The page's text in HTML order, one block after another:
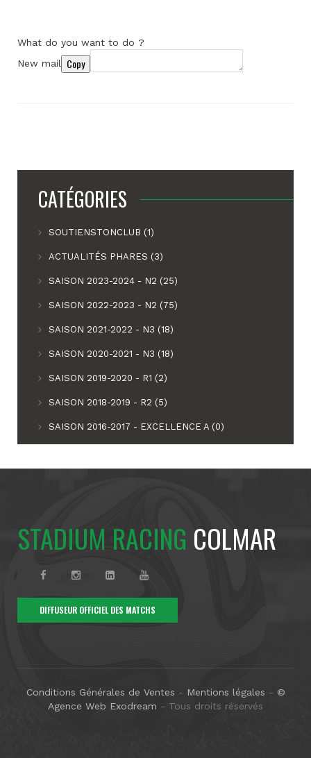
What do you want to do ?
New mail
Copy
CATÉGORIES
SOUTIENSTONCLUB (1)
ACTUALITÉS PHARES (3)
SAISON 2023-2024 - N2 (25)
SAISON 2022-2023 - N2 (75)
SAISON 2021-2022 - N3 (18)
SAISON 2020-2021 - N3 (18)
SAISON 2019-2020 - R1 (2)
SAISON 2018-2019 - R2 (5)
SAISON 2016-2017 - EXCELLENCE A (0)
STADIUM RACING COLMAR
DIFFUSEUR OFFICIEL DES MATCHS
Conditions Générales de Ventes - Mentions légales - ©
Agence Web Exodream - Tous droits réservés